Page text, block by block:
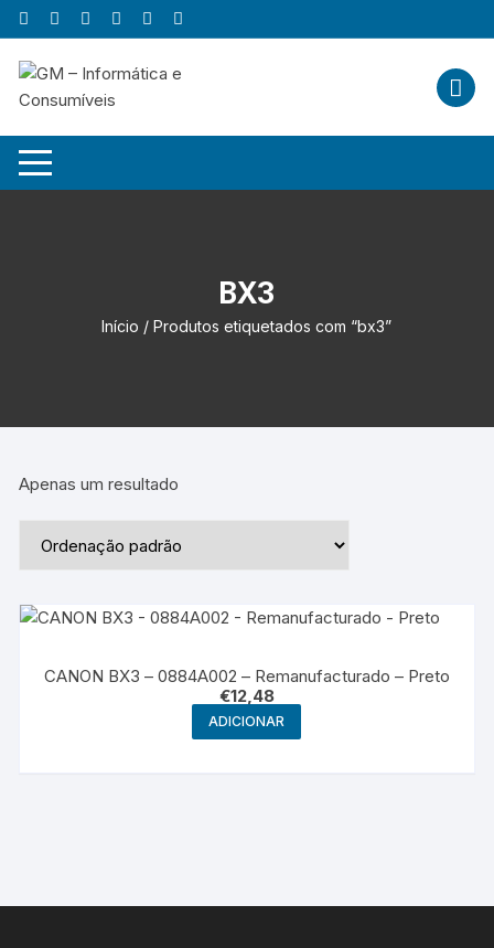
Skip
to
content
BX3
Início / Produtos etiquetados com “bx3”
Apenas um resultado
CANON BX3 – 0884A002 – Remanufacturado – Preto
€12,48
ADICIONAR